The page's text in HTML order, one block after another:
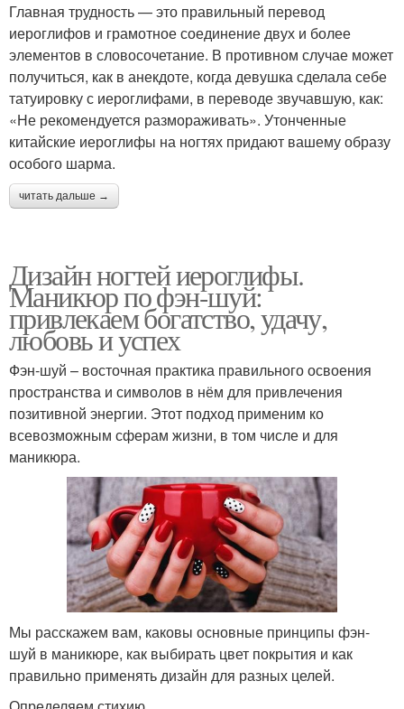
Главная трудность — это правильный перевод
иероглифов и грамотное соединение двух и более
элементов в словосочетание. В противном случае может
получиться, как в анекдоте, когда девушка сделала себе
татуировку с иероглифами, в переводе звучавшую, как:
«Не рекомендуется размораживать». Утонченные
китайские иероглифы на ногтях придают вашему образу
особого шарма.
читать дальше →
Дизайн ногтей иероглифы.
Маникюр по фэн-шуй:
привлекаем богатство, удачу,
любовь и успех
Фэн-шуй – восточная практика правильного освоения
пространства и символов в нём для привлечения
позитивной энергии. Этот подход применим ко
всевозможным сферам жизни, в том числе и для
маникюра.
Мы расскажем вам, каковы основные принципы фэн-
шуй в маникюре, как выбирать цвет покрытия и как
правильно применять дизайн для разных целей.